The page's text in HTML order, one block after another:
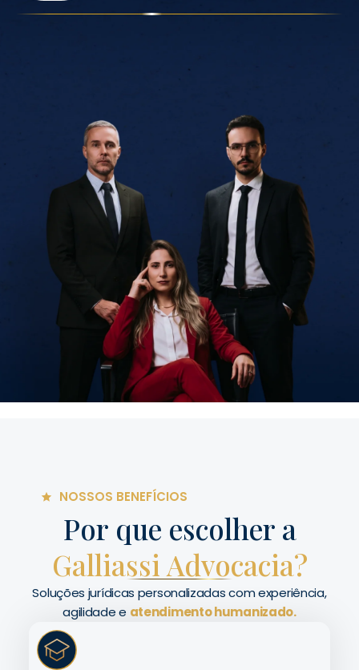
NOSSOS BENEFÍCIOS
Por que escolher a
Galliassi Advocacia?
Soluções jurídicas personalizadas com experiência,
agilidade e atendimento humanizado.